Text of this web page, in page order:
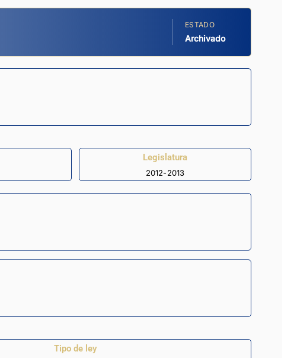
ESTADO
Archivado
Legislatura
2012-2013
Tipo de ley